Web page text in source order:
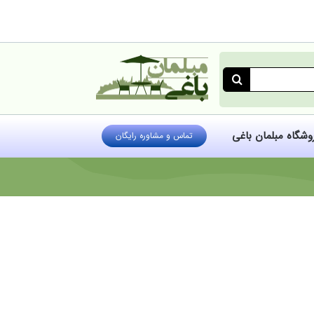
مبلمان باغی تماس و مشاوره رایگان